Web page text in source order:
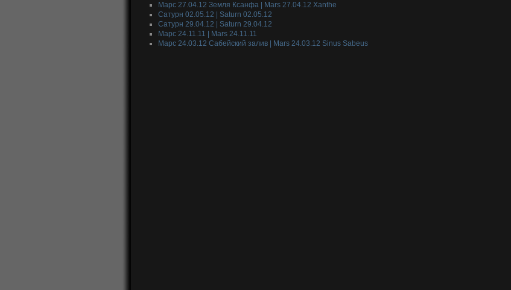
Марс 27.04.12 Земля Ксанфа | Mars 27.04.12 Xanthe
Сатурн 02.05.12 | Saturn 02.05.12
Сатурн 29.04.12 | Saturn 29.04.12
Марс 24.11.11 | Mars 24.11.11
Марс 24.03.12 Сабейский залив | Mars 24.03.12 Sinus Sabeus